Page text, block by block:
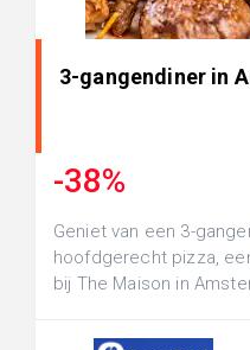
3-gangendiner in
-38%
Geniet van een 3-
hoofdgerecht pizza,
bij The Maison in